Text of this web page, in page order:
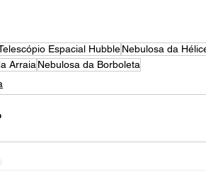
Espacial HubbleNebulosa da
ArraiaNebulosa da Borboleta